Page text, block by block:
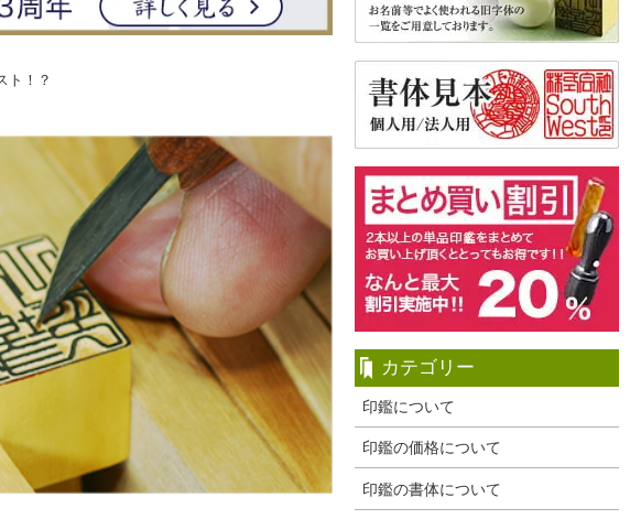
カテゴリー
印鑑について
印鑑の価格について
印鑑の書体について
ト！？